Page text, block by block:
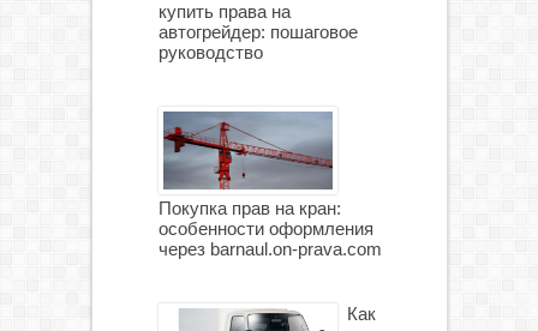
купить права на
автогрейдер: пошаговое
руководство
Покупка прав на кран:
особенности оформления
через barnaul.on-prava.com
Как